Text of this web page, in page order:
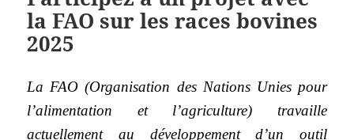
la FAO sur les races bovines
2025
La FAO (Organisation des Nations Unies pour
l’alimentation et l’agriculture) travaille
actuellement au développement d’un outil